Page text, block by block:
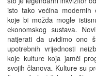
isto tako većina modernih
koje bi možda mogle
ekonomskog sustava.
natjerati da uvidimo ono
upotrebnih vrijednosti
koje kulture koja jamči
svojih članova. Kulture su